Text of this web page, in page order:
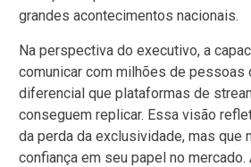
grandes acontecimentos nacionais.
Na perspectiva do executivo, a
comunicar com milhões de pessoas
diferencial que plataformas de
conseguem replicar. Essa visão
da perda da exclusividade, mas que
confiança em seu papel no